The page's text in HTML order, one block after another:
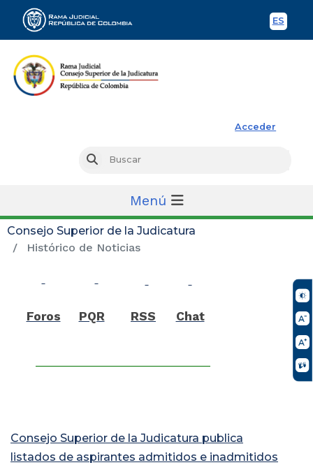
ES
Acceder
Buscar
Menú
Consejo Superior de la Judicatura
Histórico de Noticias
Foros PQR RSS Chat
Consejo Superior de la Judicatura publica
listados de aspirantes admitidos e inadmitidos